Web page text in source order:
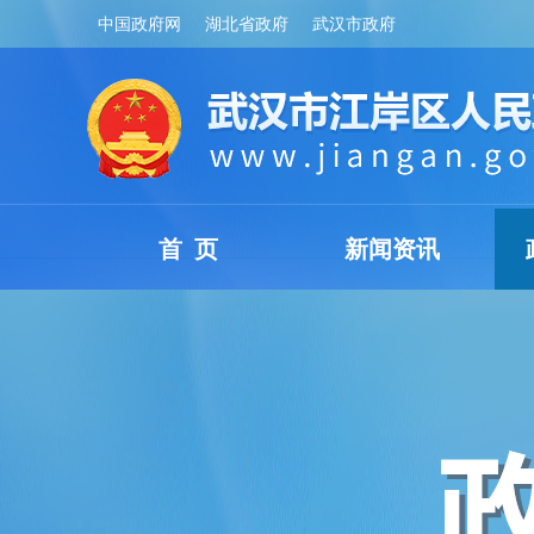
中国政府网 湖北省政府 武汉市政府
首 页 新闻资讯